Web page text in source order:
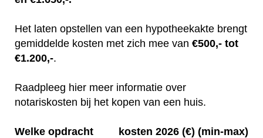
Het laten opstellen van een hypotheekakte brengt
gemiddelde kosten met zich mee van €500,- tot
€1.200,-.
Raadpleeg hier meer informatie over
notariskosten bij het kopen van een huis.
Welke opdracht kosten 2026 (€) (min-max)